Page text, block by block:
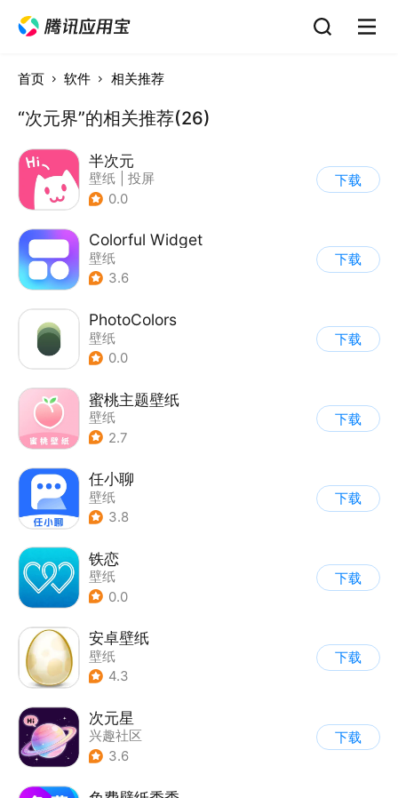
首页 软件 相关推荐
“次元界”的相关推荐(26)
半次元
壁纸
投屏
0.0
下载
Colorful Widget
壁纸
3.6
下载
PhotoColors
壁纸
0.0
下载
蜜桃主题壁纸
壁纸
2.7
下载
任小聊
壁纸
3.8
下载
铁恋
壁纸
0.0
下载
安卓壁纸
壁纸
4.3
下载
次元星
兴趣社区
3.6
下载